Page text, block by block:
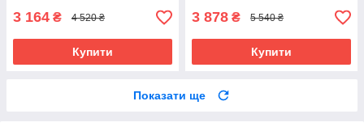
3 164 ₴ 4 520 ₴
Купити
3 878 ₴ 5 540 ₴
Купити
Показати ще